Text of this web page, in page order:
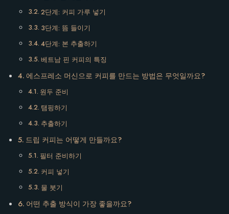
2단계: 커피 가루 넣기
3단계: 뜸 들이기
4단계: 본 추출하기
베트남 핀 커피의 특징
에스프레소 머신으로 커피를 만드는 방법은 무엇일까요?
원두 준비
탬핑하기
추출하기
드립 커피는 어떻게 만들까요?
필터 준비하기
커피 넣기
물 붓기
어떤 추출 방식이 가장 좋을까요?